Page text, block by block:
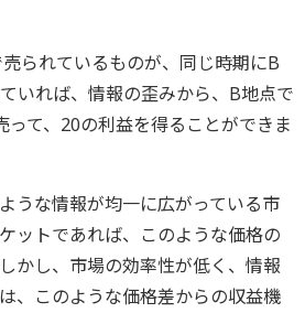
られているものが、同じ時期にB
いれば、情報の歪みから、B地点で
って、20の利益を得ることができま
うな情報が均一に広がっている市
ットであれば、このような価格の
かし、市場の効率性が低く、情報
、このような価格差からの収益機